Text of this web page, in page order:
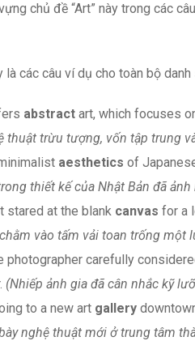
chủ đề “Art” này trong các
các câu ví dụ cho toàn bộ danh
abstract art, which focuses
thuật trừu tượng, vốn tập trung
aesthetics of
thiết kế của Nhật Bản đã
stared at the blank canvas for a
vào tấm vải toan trống một
photographer carefully
(Nhiếp ảnh gia đã cân nhắc kỹ
to a new art gallery
nghệ thuật mới ở trung tâm